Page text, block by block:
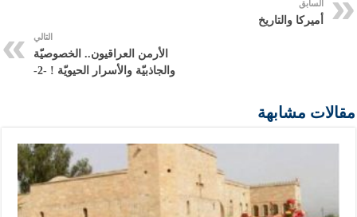
السابق
أميركا والتاريخ
التالي
الأرمن العراقيون.. الخصوصيّة
والجاذبيّة والأسرار الحيويّة ! -2-
مقالات مشابهة